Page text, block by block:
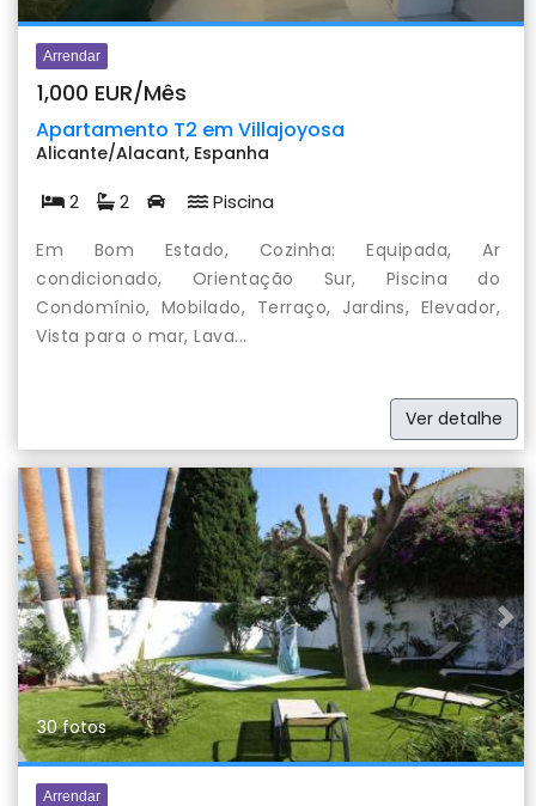
Arrendar
1,000 EUR/Mês
Apartamento T2 em Villajoyosa
Alicante/Alacant, Espanha
2 2 Piscina
Em Bom Estado, Cozinha: Equipada, Ar
condicionado, Orientação Sur, Piscina do
Condomínio, Mobilado, Terraço, Jardins, Elevador,
Vista para o mar, Lava...
Ver detalhe
Previous
30 fotos
Arrendar